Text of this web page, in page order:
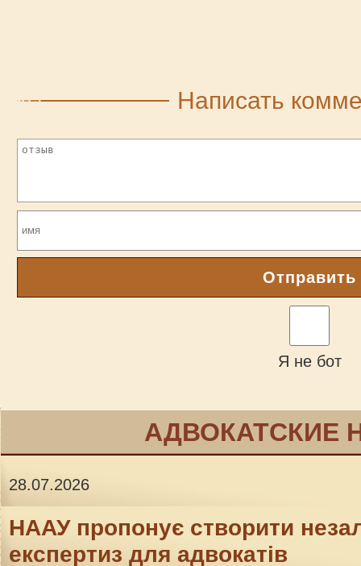
Написать
Отправить
Я не бот
АДВОКАТСКИЕ
28.07.2026
НААУ пропонує створити
експертиз для адвокатів